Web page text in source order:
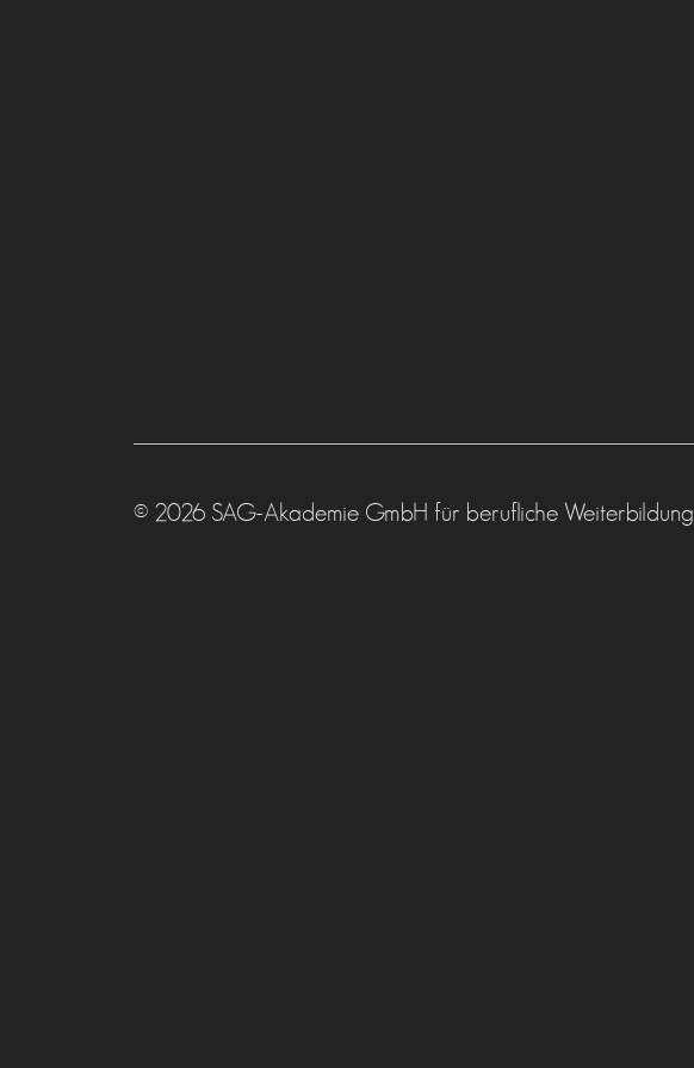
© 2026 SAG-Akademie GmbH für berufliche Weiterbildung